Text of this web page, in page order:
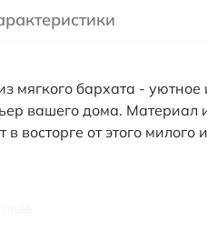
мягкого бархата -
вашего дома. Материал
восторге от этого милого